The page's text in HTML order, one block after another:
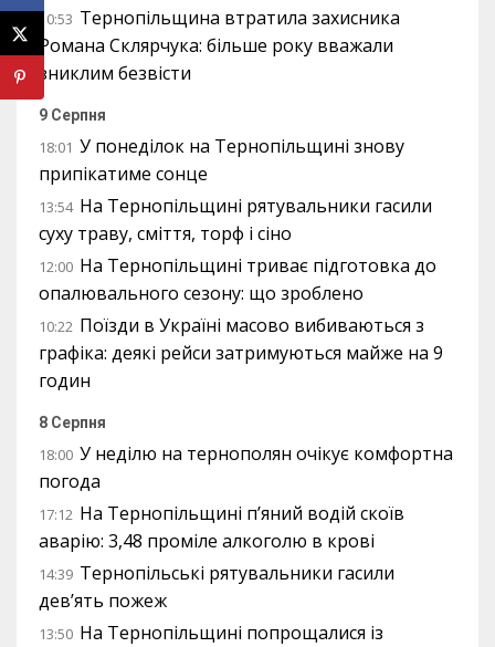
10:53 Тернопільщина втратила захисника
Романа Склярчука: більше року вважали
зниклим безвісти
9 Серпня
18:01 У понеділок на Тернопільщині знову
припікатиме сонце
13:54 На Тернопільщині рятувальники гасили
суху траву, сміття, торф і сіно
12:00 На Тернопільщині триває підготовка до
опалювального сезону: що зроблено
10:22 Поїзди в Україні масово вибиваються з
графіка: деякі рейси затримуються майже на 9
годин
8 Серпня
18:00 У неділю на тернополян очікує комфортна
погода
17:12 На Тернопільщині п’яний водій скоїв
аварію: 3,48 проміле алкоголю в крові
14:39 Тернопільські рятувальники гасили
дев’ять пожеж
13:50 На Тернопільщині попрощалися із